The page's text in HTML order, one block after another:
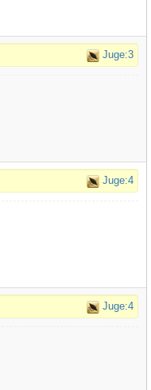
Juge:3
Juge:4
Juge:4